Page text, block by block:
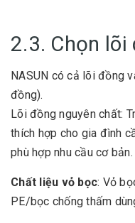
2.3. Chọn
NASUN có cả lõi đồng
đồng).
Lõi đồng nguyên chất:
thích hợp cho gia đình
phù hợp nhu cầu cơ bản.
Chất liệu vỏ bọc: Vỏ
PE/bọc chống thấm